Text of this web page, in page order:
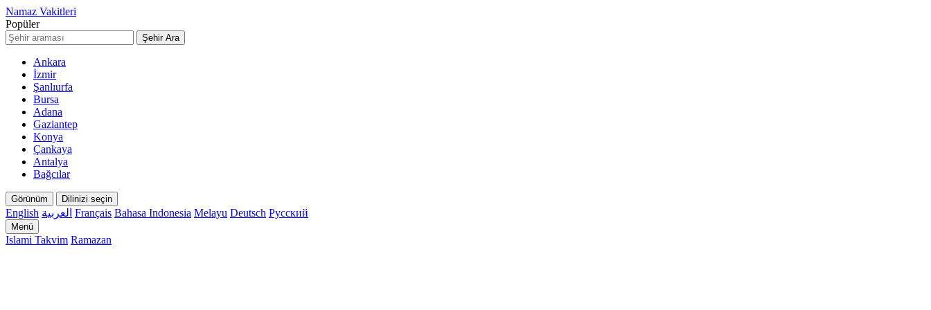
Namaz Vakitleri
Popüler
Şehir Ara
Ankara
İzmir
Şanlıurfa
Bursa
Adana
Gaziantep
Konya
Çankaya
Antalya
Bağcılar
Görünüm Dilinizi seçin
English العربية Français Bahasa Indonesia Melayu Deutsch Русский
Menü
Islami Takvim Ramazan